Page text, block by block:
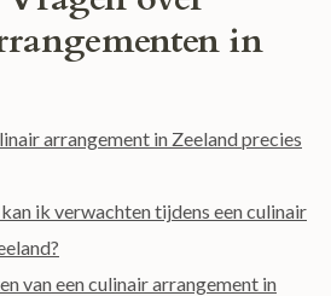
in
arrangement in Zeeland precies
ik verwachten tijdens een culinair
van een culinair arrangement in